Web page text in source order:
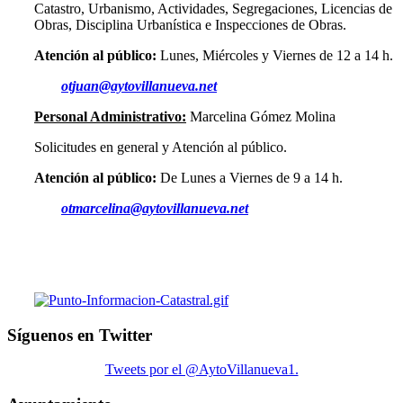
Catastro, Urbanismo, Actividades, Segregaciones, Licencias de
Obras, Disciplina Urbanística e Inspecciones de Obras.
Atención al público: Lunes, Miércoles y Viernes de 12 a 14 h.
otjuan@aytovillanueva.net
Personal Administrativo: Marcelina Gómez Molina
Solicitudes en general y Atención al público.
Atención al público: De Lunes a Viernes de 9 a 14 h.
otmarcelina@aytovillanueva.net
Síguenos en Twitter
Tweets por el @AytoVillanueva1.